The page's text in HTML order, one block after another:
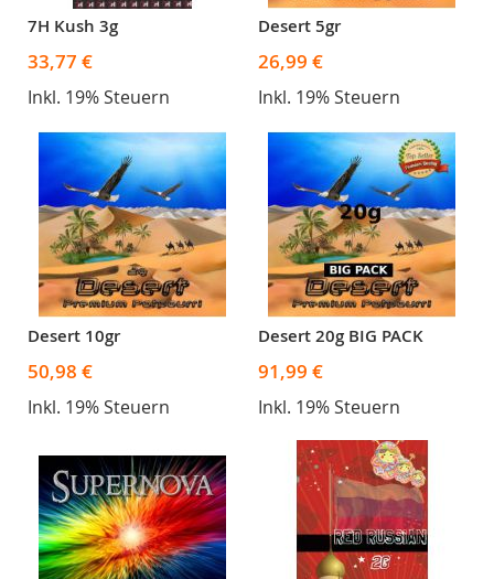
7H Kush 3g
33,77 €
Inkl. 19% Steuern
Desert 5gr
26,99 €
Inkl. 19% Steuern
Desert 10gr
50,98 €
Inkl. 19% Steuern
Desert 20g BIG PACK
91,99 €
Inkl. 19% Steuern